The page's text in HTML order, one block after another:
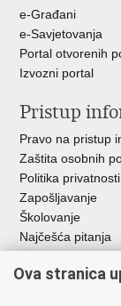
e-Građani
e-Savjetovanja
Portal otvorenih
Izvozni portal
Pristup
Pravo na pristup
Zaštita osobnih
Politika privatnosti
Zapošljavanje
Školovanje
Najčešća pitanja
Važne
Ova stranica